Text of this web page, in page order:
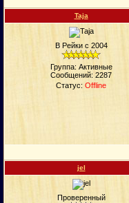
Taja
В Рейки с 2004
Группа: Активные
Сообщений: 2287
Статус: Offline
jel
Проверенный